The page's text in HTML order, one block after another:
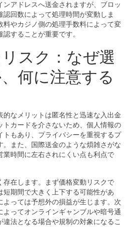
アドレスへ送金されますが、ブロッ
回数によって処理時間が変動しま
料やカジノ側の処理手数料によって変
することが重要です。
スク：なぜ選
何に注意する
的なメリットは匿名性と迅速な入出金
トカードを介さないため、個人情報の
トもあり、プライバシーを重視するプ
。また、国際送金のような煩雑さがな
業時間に左右されにくい点も利点で
存在します。まず価格変動リスクで
短期間で大きく上下する可能性があ
よっては予想外の損益が生じます。次
よってオンラインギャンブルや暗号通
法となる場合や規制の対象になるこ